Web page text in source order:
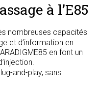
à l’E85
nombreuses capacités
et d’information en
en font un
and-play, sans